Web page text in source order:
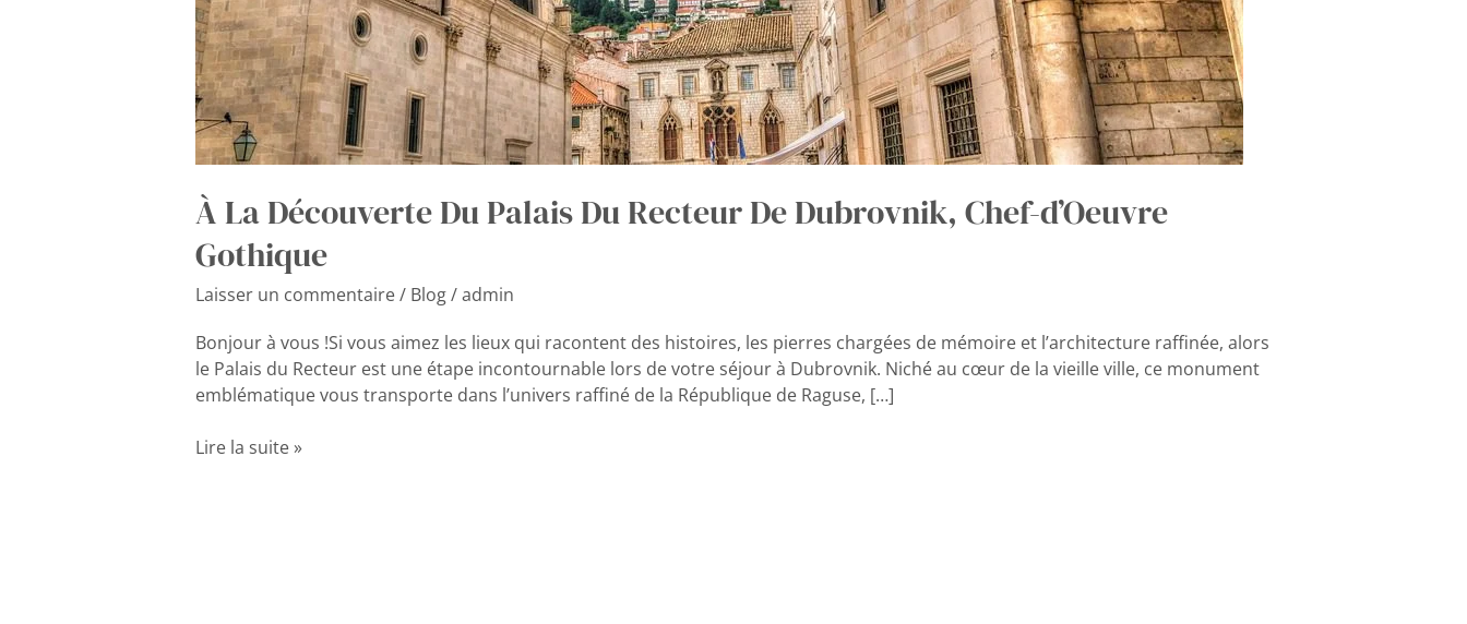
À La Découverte Du Palais Du Recteur De Dubrovnik, Chef-d’Oeuvre
Gothique
Laisser un commentaire/ Blog/admin
Bonjour à vous !Si vous aimez les lieux qui racontent des histoires, les pierres chargées de mémoire et l’architecture raffinée, alors
le Palais du Recteur est une étape incontournable lors de votre séjour à Dubrovnik. Niché au cœur de la vieille ville, ce monument
emblématique vous transporte dans l’univers raffiné de la République de Raguse, […]
Lire la suite »